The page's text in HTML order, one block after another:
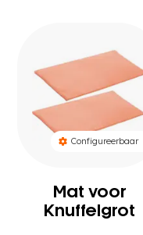
Configureerbaar
Mat voor
Knuffelgrot